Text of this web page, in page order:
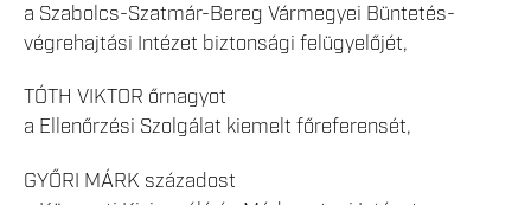
a Szabolcs-Szatmár-Bereg Vármegyei Büntetés-
végrehajtási Intézet biztonsági felügyelőjét,
TÓTH VIKTOR őrnagyot
a Ellenőrzési Szolgálat kiemelt főreferensét,
GYŐRI MÁRK századost